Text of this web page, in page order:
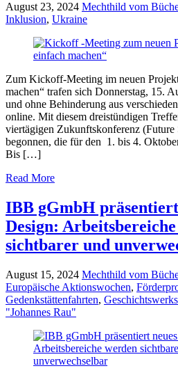
August 23, 2024 Mechthild vom
Inklusion, Ukraine
Zum Kickoff-Meeting im neuen
machen“ trafen sich Donnerstag, 15.
und ohne Behinderung aus
online. Mit diesem dreistündigen
viertägigen Zukunftskonferenz (Future
begonnen, die für den 1. bis 4.
Bis […]
Read More
IBB gGmbH
Design:
sichtbarer und
August 15, 2024 Mechthild vom
Europäische Aktionswochen,
Gedenkstättenfahrten,
"Johannes Rau"